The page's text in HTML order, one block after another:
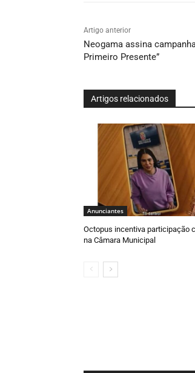
Artigo anterior
Neogama assina
Primeiro Presente”
Artigos relacionados
Anunciantes
Octopus incentiva participação
na Câmara Municipal